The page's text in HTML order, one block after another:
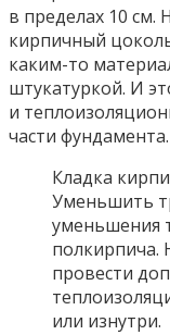
в пределах 10 см.
кирпичный
каким-то
штукатуркой. И
и
части фундамента.
Кладка
Уменьшить
уменьшения
полкирпича.
провести
или изнутри.